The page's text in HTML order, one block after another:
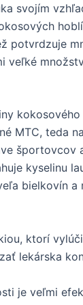
svojím
potvrdzuje
veľké
MTC, teda
športovcov
kyselinu
bielkovín a
ktorí
lekárska
je veľmi